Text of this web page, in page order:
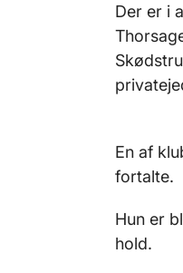
Der er i
En af
fortalte.
Hun er
hold.